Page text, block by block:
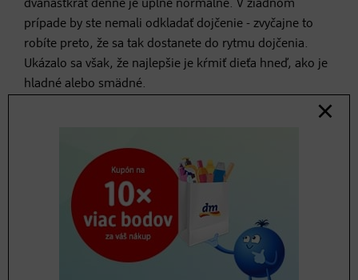
dvanásťkrát denne je úplne normálne. V žiadnom
prípade by ste nemali odkladať dojčenie - zvyčajne to
robíte preto, že sa tak dostanete do rytmu dojčenia.
Ukázalo sa však, že najlepšie je kŕmiť dieťa hneď, ako je
hladné alebo smädné.
dieťa pije dostatok
môjho mlieka?
Spoznáte to podľa toho, ako dieťa prospieva - a
predovšetkým podľa vylučovania: plne dojčené dieťa by